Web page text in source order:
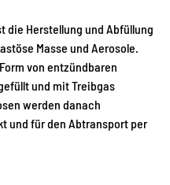
die Herstellung und Abfüllung
Masse und Aerosole.
von entzündbaren
und mit Treibgas
werden danach
und für den Abtransport per